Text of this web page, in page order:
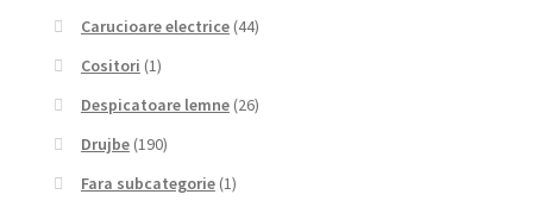
Carucioare electrice (44)
Cositori (1)
Despicatoare lemne (26)
Drujbe (190)
Fara subcategorie (1)